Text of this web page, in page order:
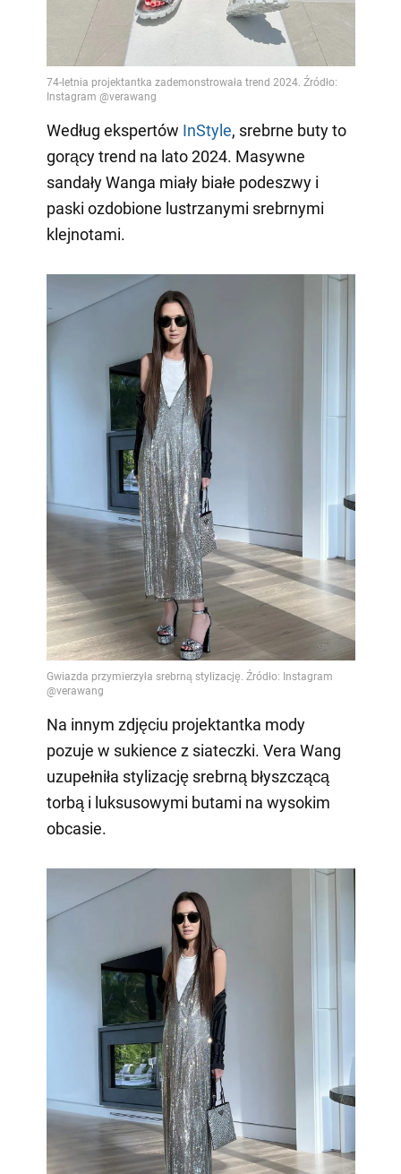
Według ekspertów InStyle, srebrne buty to
gorący trend na lato 2024. Masywne
sandały Wanga miały białe podeszwy i
paski ozdobione lustrzanymi srebrnymi
klejnotami.
Na innym zdjęciu projektantka mody
pozuje w sukience z siateczki. Vera Wang
uzupełniła stylizację srebrną błyszczącą
torbą i luksusowymi butami na wysokim
obcasie.